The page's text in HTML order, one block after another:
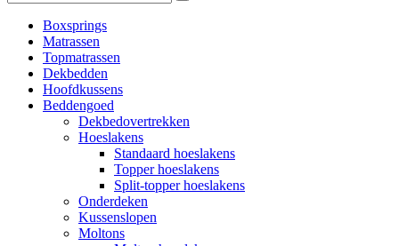
Boxsprings
Matrassen
Topmatrassen
Dekbedden
Hoofdkussens
Beddengoed
Dekbedovertrekken
Hoeslakens
Standaard hoeslakens
Topper hoeslakens
Split-topper hoeslakens
Onderdeken
Kussenslopen
Moltons